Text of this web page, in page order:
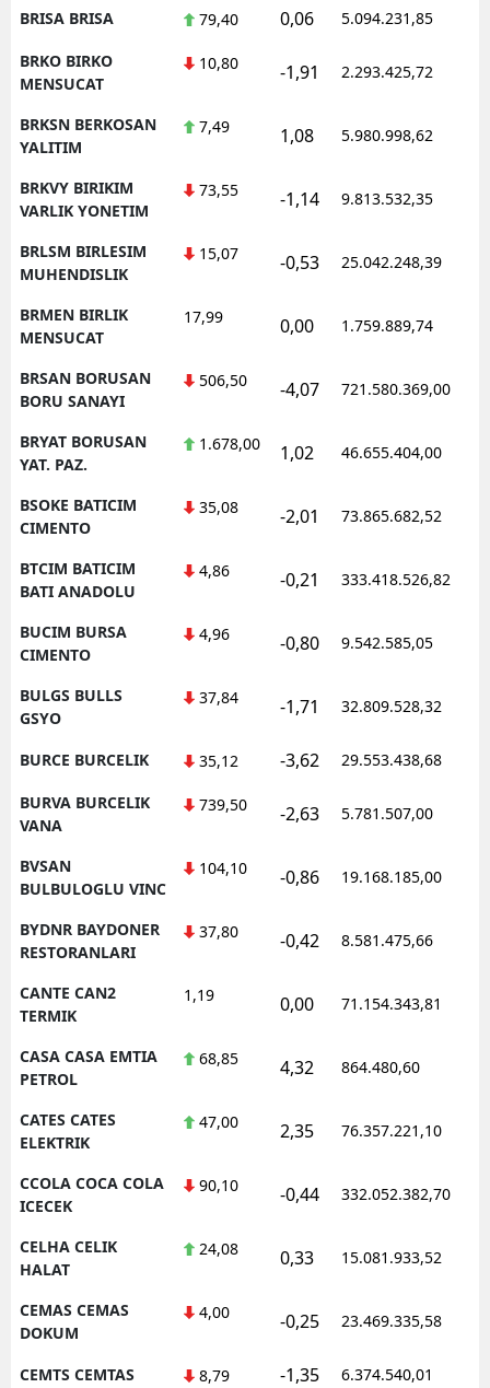
BRISA BRISA 79,40 0,06 5.094.231,85
BRKO BIRKO
MENSUCAT
10,80 -1,91 2.293.425,72
BRKSN BERKOSAN
YALITIM
7,49 1,08 5.980.998,62
BRKVY BIRIKIM
VARLIK YONETIM
73,55 -1,14 9.813.532,35
BRLSM BIRLESIM
MUHENDISLIK
15,07 -0,53 25.042.248,39
BRMEN BIRLIK
MENSUCAT
17,99 0,00 1.759.889,74
BRSAN BORUSAN
BORU SANAYI
506,50 -4,07 721.580.369,00
BRYAT BORUSAN
YAT. PAZ.
1.678,00 1,02 46.655.404,00
BSOKE BATICIM
CIMENTO
35,08 -2,01 73.865.682,52
BTCIM BATICIM
BATI ANADOLU
4,86 -0,21 333.418.526,82
BUCIM BURSA
CIMENTO
4,96 -0,80 9.542.585,05
BULGS BULLS
GSYO
37,84 -1,71 32.809.528,32
BURCE BURCELIK 35,12 -3,62 29.553.438,68
BURVA BURCELIK
VANA
739,50 -2,63 5.781.507,00
BVSAN
BULBULOGLU VINC
104,10 -0,86 19.168.185,00
BYDNR BAYDONER
RESTORANLARI
37,80 -0,42 8.581.475,66
CANTE CAN2
TERMIK
1,19 0,00 71.154.343,81
CASA CASA EMTIA
PETROL
68,85 4,32 864.480,60
CATES CATES
ELEKTRIK
47,00 2,35 76.357.221,10
CCOLA COCA COLA
ICECEK
90,10 -0,44 332.052.382,70
CELHA CELIK
HALAT
24,08 0,33 15.081.933,52
CEMAS CEMAS
DOKUM
4,00 -0,25 23.469.335,58
CEMTS CEMTAS 8,79 -1,35 6.374.540,01